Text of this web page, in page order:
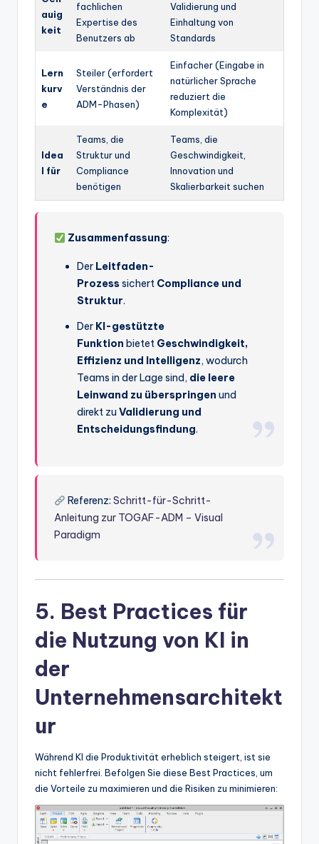
auig
keit
fachlichen
Expertise des
Benutzers ab
Validierung und
Einhaltung von
Standards
Lern
kurv
e
Steiler (erfordert
Verständnis der
ADM-Phasen)
Einfacher (Eingabe in
natürlicher Sprache
reduziert die
Komplexität)
Idea
l für
Teams, die
Struktur und
Compliance
benötigen
Teams, die
Geschwindigkeit,
Innovation und
Skalierbarkeit suchen
Zusammenfassung:
Der Leitfaden-
Prozesssichert Compliance und
Struktur.
Der KI-gestützte
Funktion bietet Geschwindigkeit,
Effizienz und Intelligenz, wodurch
Teams in der Lage sind, die leere
Leinwand zu überspringen und
direkt zuValidierung und
Entscheidungsfindung.
Referenz:Schritt-für-Schritt-
Anleitung zur TOGAF-ADM – Visual
Paradigm
5. Best Practices für
die Nutzung von KI in
der
Unternehmensarchitekt
ur
Während KI die Produktivität erheblich steigert, ist sie
nicht fehlerfrei. Befolgen Sie diese Best Practices, um
die Vorteile zu maximieren und die Risiken zu minimieren: